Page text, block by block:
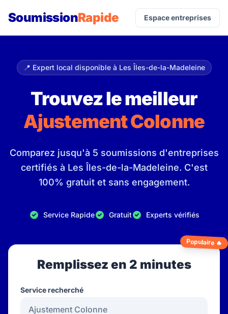
SoumissionRapide Espace entreprises
📍 Expert local disponible à Les Îles-de-la-Madeleine
Trouvez le meilleur
Ajustement Colonne
Comparez jusqu'à 5 soumissions d'entreprises
certifiés à Les Îles-de-la-Madeleine. C'est
100% gratuit et sans engagement.
Service Rapide Gratuit Experts vérifiés
Populaire 🔥
Remplissez en 2 minutes
Service recherché